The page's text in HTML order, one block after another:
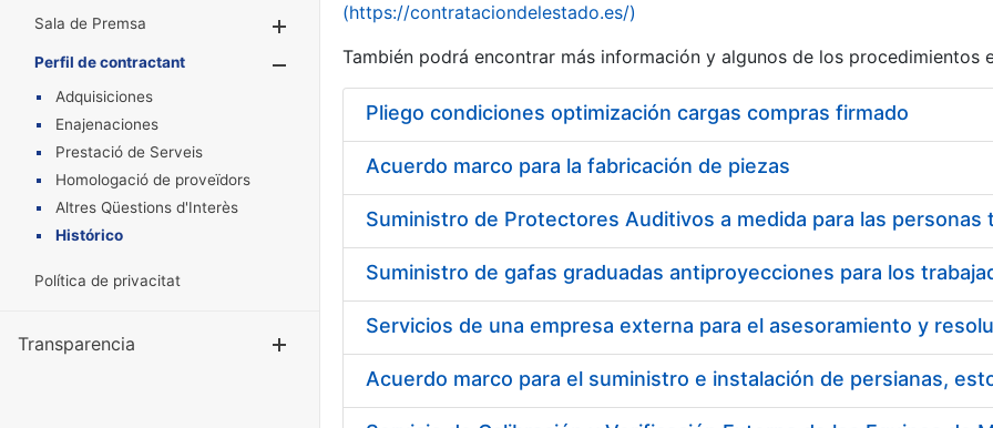
Sala de Premsa
Mostra/Amaga
Perfil de contractant
Mostra/Amaga
Adquisiciones
Enajenaciones
Prestació de Serveis
Homologació de proveïdors
Altres Qüestions d'Interès
Histórico
Política de privacitat
Transparencia
(https://contrataciondelestado.es/)
También podrá encontrar más información y algunos de los procedimientos
Pliego condiciones optimización cargas compras firmado
Acuerdo marco para la fabricación de piezas
Acuerdo marco para el suministro e instalación de persianas,